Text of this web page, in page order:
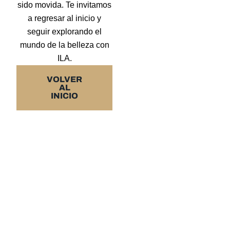
sido movida. Te invitamos
a regresar al inicio y
seguir explorando el
mundo de la belleza con
ILA.
VOLVER
AL
INICIO